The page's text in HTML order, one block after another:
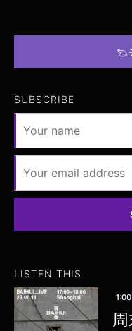
SUBSCRIBE
LISTEN THIS